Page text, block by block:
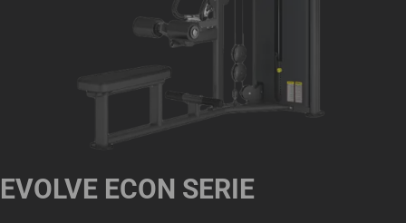
EVOLVE ECON SERIE